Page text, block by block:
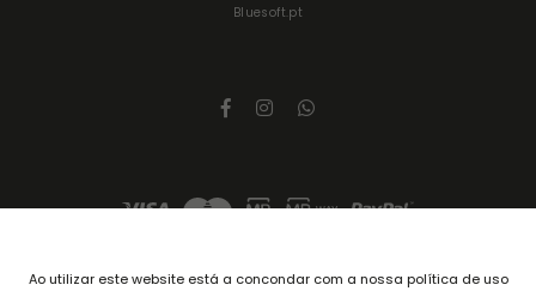
Ao utilizar este website está a concondar com a nossa política de uso
Bluesoft.pt